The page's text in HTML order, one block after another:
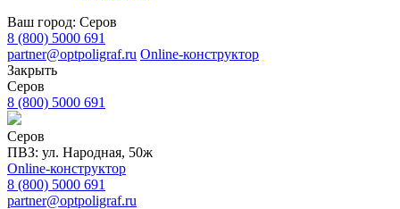
Ваш город: Серов
8 (800) 5000 691
partner@optpoligraf.ru Online-конструктор
Закрыть
Серов
8 (800) 5000 691
Серов
ПВЗ: ул. Народная, 50ж
Online-конструктор
8 (800) 5000 691
partner@optpoligraf.ru